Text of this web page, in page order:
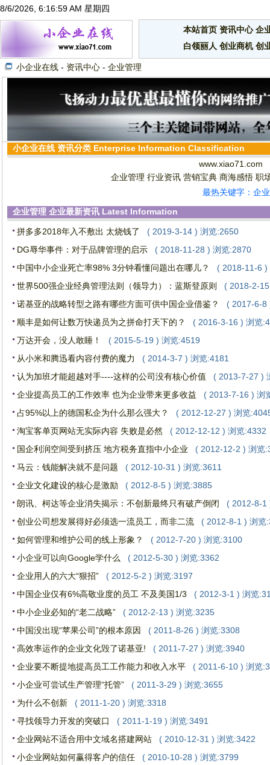
8/6/2026, 6:17:00 AM 星期四
本站首页 资讯中心 企
白领丽人 创业商机 创
小企业在线 - 资讯中心 - 企业管理
小企业在线 资讯分类 Enterprise Information Classification
www.xiao71.com
企业管理 行业资讯 营销宝典 商海感悟 职
最热关键字：企
企业管理 企业最新资讯 Latest Information
拼多多2018年入不敷出 太烧钱了
( 2019-3-14 ) 浏览:2650
DG辱华事件：对于品牌管理的启示
( 2018-11-28 ) 浏览:2870
中国中小企业死亡率98% 3分钟看懂问题出在哪儿？
( 2018-11-6 )
世界500强企业经典管理法则（领导力）：蓝斯登原则
( 2018-2-
诺基亚的战略转型之路有哪些方面可供中国企业借鉴？
( 2017-6-8
顺丰是如何让数万快递员为之拼命打天下的？
( 2016-3-16 ) 浏览
万达开会，没人敢睡！
( 2015-5-19 ) 浏览:4519
从小米和腾迅看内容付费的魔力
( 2014-3-7 ) 浏览:4181
认为加班才能超越对手----这样的公司没有核心价值
( 2013-7-27 )
企业提高员工的工作效率 也为企业带来更多收益
( 2013-7-16 ) 浏
占95%以上的德国私企为什么那么强大？
( 2012-12-27 ) 浏览
淘宝客单页网站无实际内容 失败是必然
( 2012-12-12 ) 浏览:4332
国企利润空间受到挤压 地方税务直指中小企业
( 2012-12-2 ) 浏览
马云：钱能解决就不是问题
( 2012-10-31 ) 浏览:3611
企业文化建设的核心是激励
( 2012-8-5 ) 浏览:3885
朗讯、柯达等企业消失揭示：不创新最终只有破产倒闭
( 2012-8-1
创业公司想发展得好必须选一流员工，而非二流
( 2012-8-1 ) 浏览
如何管理和维护公司的线上形象？
( 2012-7-20 ) 浏览:3100
小企业可以向Google学什么
( 2012-5-30 ) 浏览:3362
企业用人的六大“狠招”
( 2012-5-2 ) 浏览:3197
中国企业仅有6%高敬业度的员工 不及美国1/3
( 2012-3-1 ) 浏览
中小企业必知的“老二战略”
( 2012-2-13 ) 浏览:3235
中国没出现“苹果公司”的根本原因
( 2011-8-26 ) 浏览:3308
高效率运作的企业文化毁了诺基亚!
( 2011-7-27 ) 浏览:3940
企业要不断提地提高员工工作能力和收入水平
( 2011-6-10 ) 浏览
小企业可尝试生产管理“托管”
( 2011-3-29 ) 浏览:3655
为什么不创新
( 2011-1-20 ) 浏览:3318
寻找领导力开发的突破口
( 2011-1-19 ) 浏览:3491
企业网站不适合用中文域名搭建网站
( 2010-12-31 ) 浏览:3422
小企业网站如何赢得客户的信任
( 2010-10-28 ) 浏览:3799